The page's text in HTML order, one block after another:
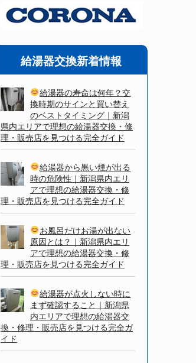
給湯器交換新着情報
給湯器の寿命は何年？交
換時期のサインと買い替え
のベストタイミング｜新潟
県内エリアで理想の給湯器交換・修
理・販売店を見つける完全ガイド
給湯器から黒い煙が出る
時の危険性｜新潟県内エリ
アで理想の給湯器交換・修
理・販売店を見つける完全ガイド
お風呂だけお湯が出ない
原因とは？｜新潟県内エリ
アで理想の給湯器交換・修
理・販売店を見つける完全ガイド
給湯器が点火しない時に
まず確認すること｜新潟県
内エリアで理想の給湯器交
換・修理・販売店を見つける完全ガ
イド